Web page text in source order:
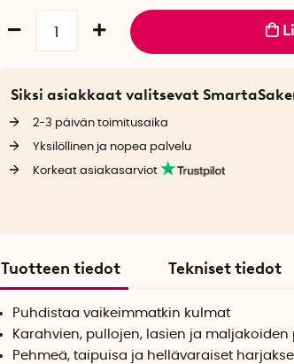
Siksi asiakkaat valitsevat
2-3 päivän toimitusaika
Yksilöllinen ja nopea palvelu
Korkeat asiakasarviot
Tuotteen tiedot Tekniset tiedot
Puhdistaa vaikeimmatkin kulmat
Karahvien, pullojen, lasien ja maljakoiden
Pehmeä, taipuisa ja hellävaraiset